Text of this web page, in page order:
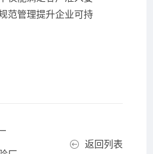
范管理提升企业可持
返回列表